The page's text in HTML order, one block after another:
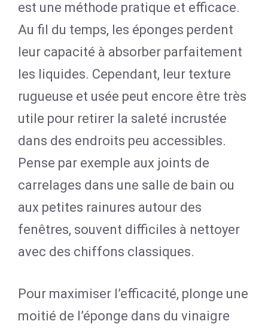
est une méthode pratique et efficace.
Au fil du temps, les éponges perdent
leur capacité à absorber parfaitement
les liquides. Cependant, leur texture
rugueuse et usée peut encore être très
utile pour retirer la saleté incrustée
dans des endroits peu accessibles.
Pense par exemple aux joints de
carrelages dans une salle de bain ou
aux petites rainures autour des
fenêtres, souvent difficiles à nettoyer
avec des chiffons classiques.
Pour maximiser l’efficacité, plonge une
moitié de l’éponge dans du vinaigre